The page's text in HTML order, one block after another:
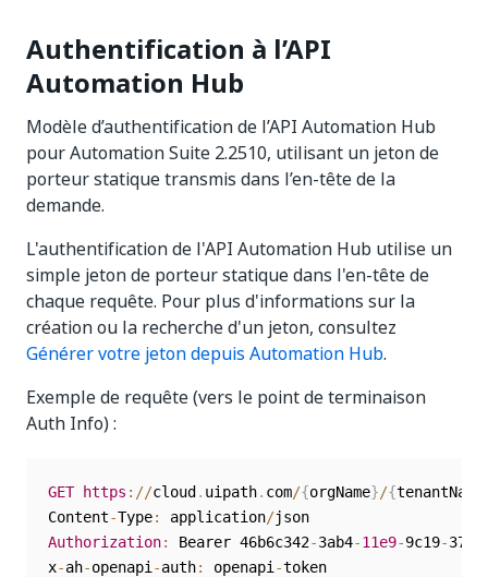
Authentification à l’API
Automation Hub
Modèle d’authentification de l’API Automation Hub
pour Automation Suite 2.2510, utilisant un jeton de
porteur statique transmis dans l’en-tête de la
demande.
L'authentification de l'API Automation Hub utilise un
simple jeton de porteur statique dans l'en-tête de
chaque requête. Pour plus d'informations sur la
création ou la recherche d'un jeton, consultez
Générer votre jeton depuis Automation Hub.
Exemple de requête (vers le point de terminaison
Auth Info) :
GET https : //cloud . uipath. com/{orgName}/{tenantName
Content-Type: application/
Authorization: Bearer 46b6c342-3ab4-11e9-9c19-
x-ah-openapi -auth: openapi -